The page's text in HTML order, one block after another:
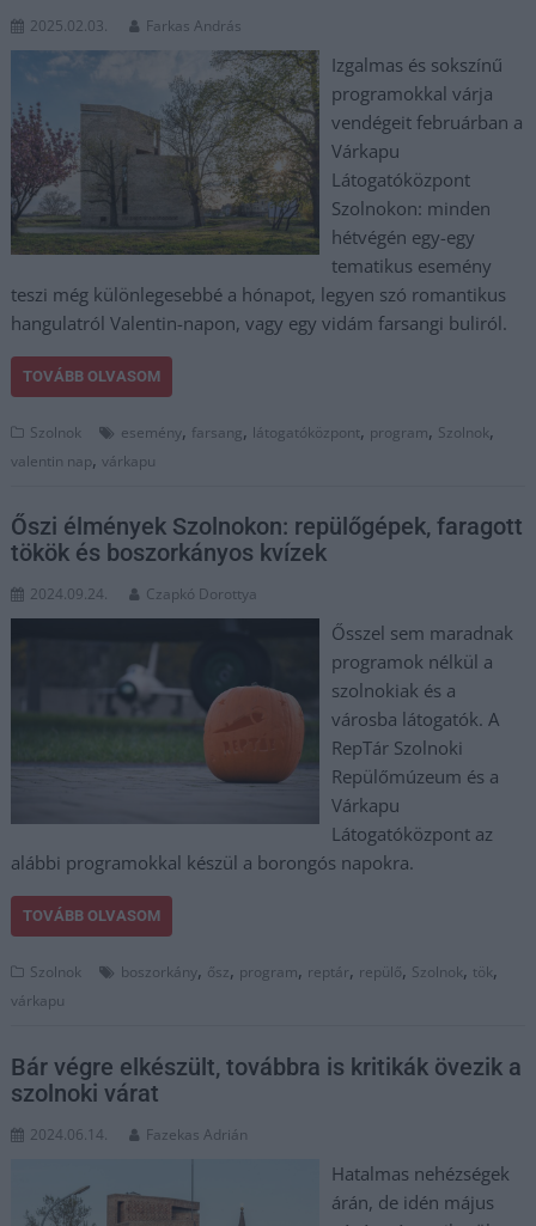
2025.02.03. Farkas András
Izgalmas és sokszínű
programokkal várja
vendégeit februárban a
Várkapu
Látogatóközpont
Szolnokon: minden
hétvégén egy-egy
tematikus esemény
teszi még különlegesebbé a hónapot, legyen szó romantikus
hangulatról Valentin-napon, vagy egy vidám farsangi buliról.
TOVÁBB OLVASOM
Szolnok esemény, farsang, látogatóközpont, program, Szolnok,
valentin nap,várkapu
Őszi élmények Szolnokon: repülőgépek, faragott
tökök és boszorkányos kvízek
2024.09.24. Czapkó Dorottya
Ősszel sem maradnak
programok nélkül a
szolnokiak és a
városba látogatók. A
RepTár Szolnoki
Repülőmúzeum és a
Várkapu
Látogatóközpont az
alábbi programokkal készül a borongós napokra.
TOVÁBB OLVASOM
Szolnok boszorkány, ősz, program, reptár, repülő, Szolnok, tök,
várkapu
Bár végre elkészült, továbbra is kritikák övezik a
szolnoki várat
2024.06.14. Fazekas Adrián
Hatalmas nehézségek
árán, de idén május